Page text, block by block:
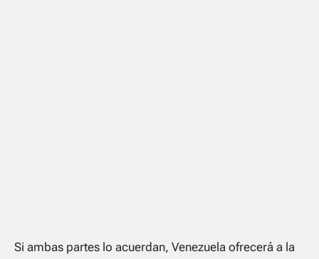
Si ambas partes lo acuerdan, Venezuela ofrecerá a la